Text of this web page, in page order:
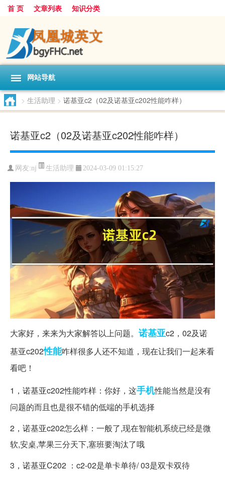
首 页 文章列表 知识分类
网站导航
> 生活助理 > 诺基亚c2（02及诺基亚c202性能咋样）
诺基亚c2（02及诺基亚c202性能咋样）
网友:nj 生活助理 2024-03-09 01:15:27
大家好，来来为大家解答以上问题。 诺基亚c2，02及诺
基亚c202性能咋样很多人还不知道，现在让我们一起来看
看吧！
1，诺基亚c202性能咋样：你好，这手机性能当然是没有
问题的而且也是很不错的低端的手机选择
2，诺基亚c202怎么样：一般了,现在智能机系统已经是微
软,安桌,苹果三分天下,塞班要淘汰了哦
3，诺基亚C202 ：c2-02是单卡单待/ 03是双卡双待